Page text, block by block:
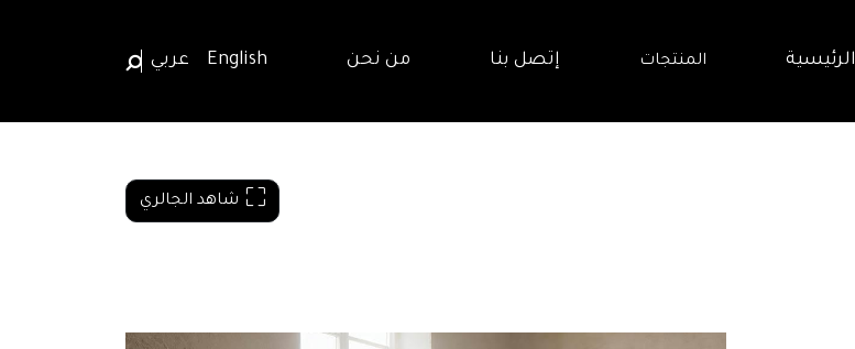
الرئيسية المنتجات إتصل بنا من نحن English عربي
شاهد الجالري